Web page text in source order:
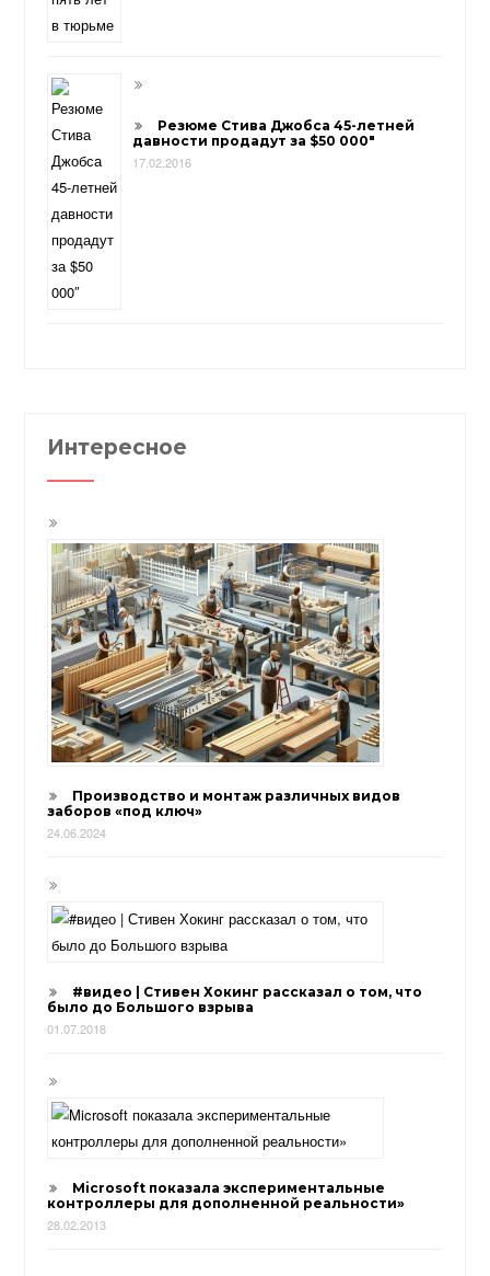
Резюме Стива Джобса 45-летней
давности продадут за $50 000″
17.02.2016
Интересное
Производство и монтаж различных видов
заборов «под ключ»
24.06.2024
#видео | Стивен Хокинг рассказал о том, что
было до Большого взрыва
01.07.2018
Microsoft показала экспериментальные
контроллеры для дополненной реальности»
28.02.2013